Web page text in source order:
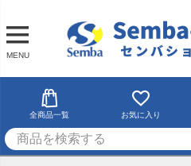
MENU
全商品一覧 お気に入り